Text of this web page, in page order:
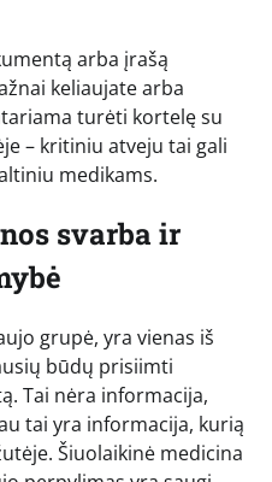
arba įrašą
keliaujate arba
turėti kortelę su
– kritiniu atveju tai gali
medikams.
svarba ir
grupė, yra vienas iš
būdų prisiimti
Tai nėra informacija,
tai yra informacija, kurią
Šiuolaikinė medicina